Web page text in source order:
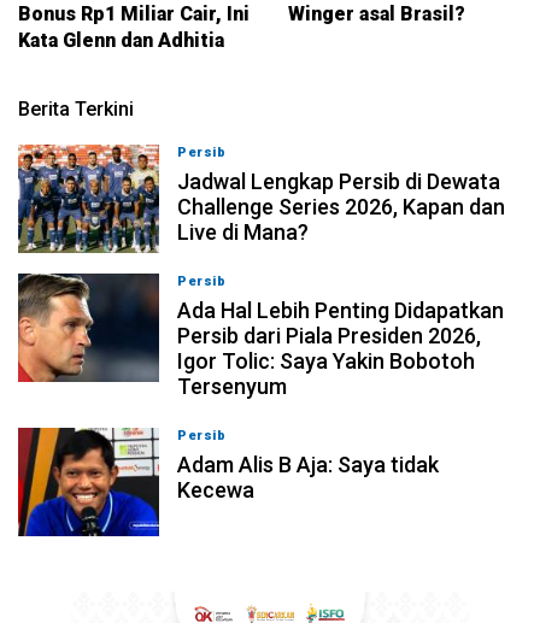
Bonus Rp1 Miliar Cair, Ini
Kata Glenn dan Adhitia
Winger asal Brasil?
Berita Terkini
Persib
Jadwal Lengkap Persib di Dewata
Challenge Series 2026, Kapan dan
Live di Mana?
Persib
Ada Hal Lebih Penting Didapatkan
Persib dari Piala Presiden 2026,
Igor Tolic: Saya Yakin Bobotoh
Tersenyum
Persib
Adam Alis B Aja: Saya tidak
Kecewa